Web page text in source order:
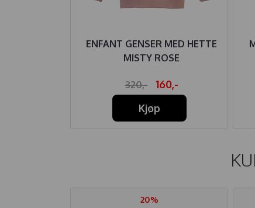
ENFANT GENSER MED HETTE
MISTY ROSE
320,-
160,-
Kjøp
20%